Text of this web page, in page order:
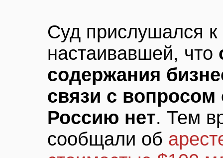
Суд прислушался
настаивавшей, что
содержания
связи с вопросом
Россию нет. Тем
сообщали об